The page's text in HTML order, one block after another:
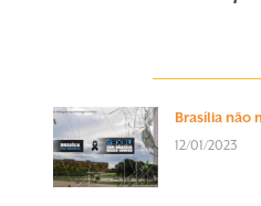
Brasília não
12/01/2023